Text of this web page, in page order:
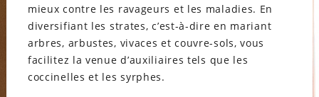
mieux contre les ravageurs et les maladies. En
diversifiant les strates, c’est-à-dire en mariant
arbres, arbustes, vivaces et couvre-sols, vous
facilitez la venue d’auxiliaires tels que les
coccinelles et les syrphes.